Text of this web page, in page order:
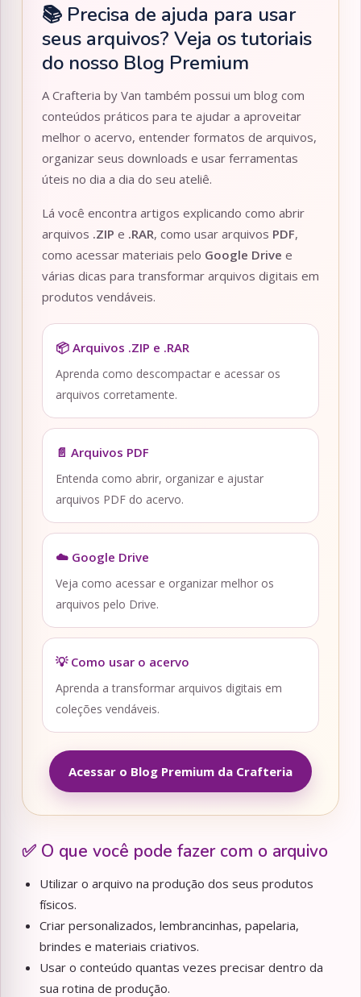
📚 Precisa de ajuda para usar
seus arquivos? Veja os tutoriais
do nosso Blog Premium
A Crafteria by Van também possui um blog com
conteúdos práticos para te ajudar a aproveitar
melhor o acervo, entender formatos de arquivos,
organizar seus downloads e usar ferramentas
úteis no dia a dia do seu ateliê.
Lá você encontra artigos explicando como abrir
arquivos .ZIP e .RAR, como usar arquivos PDF,
como acessar materiais pelo Google Drive e
várias dicas para transformar arquivos digitais em
produtos vendáveis.
📦 Arquivos .ZIP e .RAR
Aprenda como descompactar e acessar os
arquivos corretamente.
📄 Arquivos PDF
Entenda como abrir, organizar e ajustar
arquivos PDF do acervo.
☁️ Google Drive
Veja como acessar e organizar melhor os
arquivos pelo Drive.
💡 Como usar o acervo
Aprenda a transformar arquivos digitais em
coleções vendáveis.
Acessar o Blog Premium da Crafteria
✅ O que você pode fazer com o arquivo
Utilizar o arquivo na produção dos seus produtos
físicos.
Criar personalizados, lembrancinhas, papelaria,
brindes e materiais criativos.
Usar o conteúdo quantas vezes precisar dentro da
sua rotina de produção.